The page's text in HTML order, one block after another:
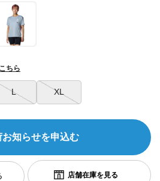
L XL
ちら
お知らせを申込む